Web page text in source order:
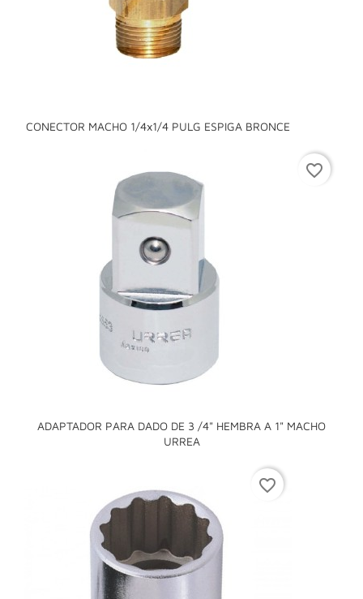
CONECTOR MACHO 1/4x1/4 PULG ESPIGA BRONCE
ADAPTADOR PARA DADO DE 3 /4" HEMBRA A 1" MACHO
URREA
favorite_border
favorite_border